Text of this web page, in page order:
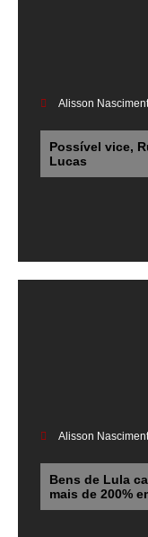
Alisson
Possível vice,
Lucas
Alisson
Bens de Lula
mais de 200%